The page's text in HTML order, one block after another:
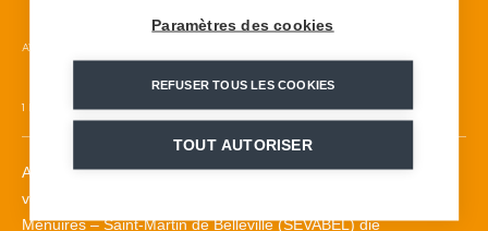
AVALANCHE
1 DAISYBELL™ SKI RESORT NO EXPLOSIVES
Als Pionier bei der Wahl gasbasierter Lawinenauslösesysteme
von MND wollte die Société des Remontées Mécaniques Les
Ménuires – Saint-Martin de Belleville (SEVABEL) die
Paramètres des cookies
REFUSER TOUS LES COOKIES
TOUT AUTORISER